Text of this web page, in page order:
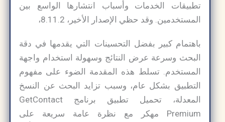
تطبيقات الخدمات وأسباب انتشارها الواسع بين
المستخدمين. وقد حظي الإصدار الأخير، 8.11.2،
باهتمام كبير بفضل التحسينات التي يقدمها في دقة
البحث وسرعة عرض النتائج وسهولة استخدام واجهة
المستخدم. تسلط هذه المقدمة الضوء على مفهوم
التطبيق بشكل عام، وسبب تزايد البحث عن النسخ
المعدلة، تحميل تطبيق برنامج GetContact
Premium مهكر مع نظرة عامة سريعة على